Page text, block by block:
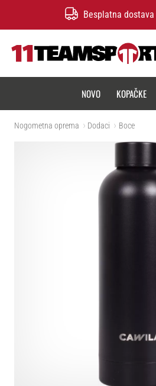
Besplatna dostava
NOVO KOPAČKE
Nogometna oprema Dodaci Boce